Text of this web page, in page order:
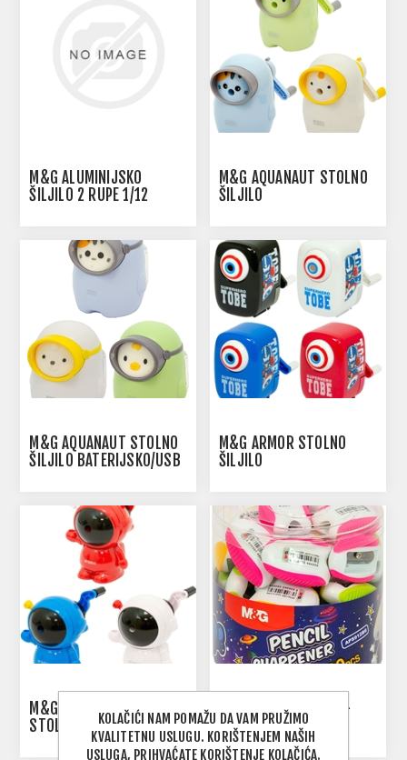
M&G ALUMINIJSKO
ŠILJILO 2 RUPE 1/12
M&G AQUANAUT STOLNO
ŠILJILO
M&G AQUANAUT STOLNO
ŠILJILO BATERIJSKO/USB
M&G ARMOR STOLNO
ŠILJILO
M&G ASTRONAUT
STOLNO ŠILJILO
M&G COLOR ŠILJILO -
1/30
KOLAČIĆI NAM POMAŽU DA VAM PRUŽIMO
KVALITETNU USLUGU. KORIŠTENJEM NAŠIH
USLUGA, PRIHVAĆATE KORIŠTENJE KOLAČIĆA.